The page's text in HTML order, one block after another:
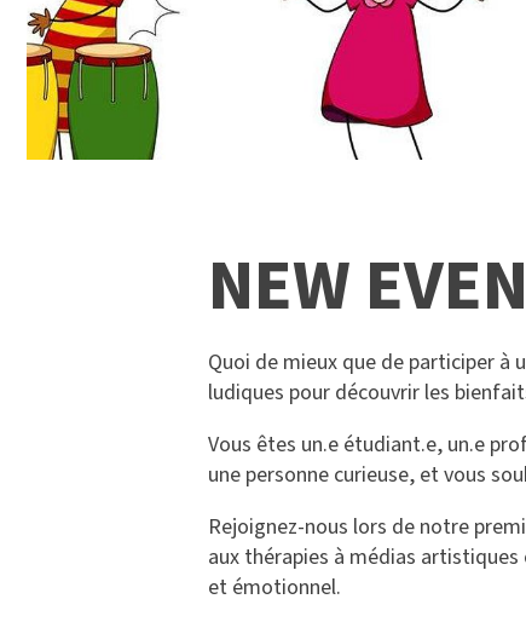
NEW
Quoi de mieux que de participer à
ludiques pour découvrir les
Vous êtes un.e étudiant.e, un.e
une personne curieuse, et vous
Rejoignez-nous lors de notre
aux thérapies à médias
et émotionnel.